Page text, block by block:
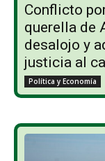
Conflicto
querella de
desalojo y
justicia al
Política y Economía